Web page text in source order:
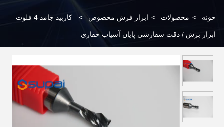
خونه > محصولات > ابزار فرش مخصوص > کاربید جامد 4 فلوت
ابزار برش / دقت سفارشی پایان آسیاب حفاری